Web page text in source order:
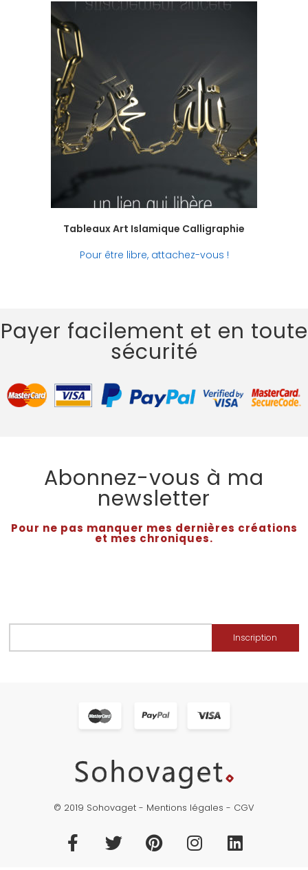
Tableaux Art Islamique Calligraphie
Pour être libre, attachez-vous !
Payer facilement et en toute
sécurité
Abonnez-vous à ma
newsletter
Pour ne pas manquer mes dernières créations
et mes chroniques.
Inscription
© 2019 Sohovaget - Mentions légales - CGV